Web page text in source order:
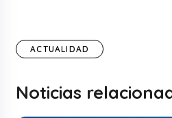
ACTUALIDAD
Noticias